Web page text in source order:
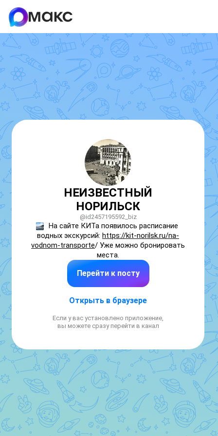
НЕИЗВЕСТНЫЙ
НОРИЛЬСК
@id2457195592_biz
На сайте КИТа появилось расписание
водных экскурсий: https://kit-norilsk.ru/na-
vodnom-transporte/ Уже можно бронировать
места.
Перейти к посту
Открыть в браузере
Если у вас установлено приложение,
вы можете сразу перейти в канал